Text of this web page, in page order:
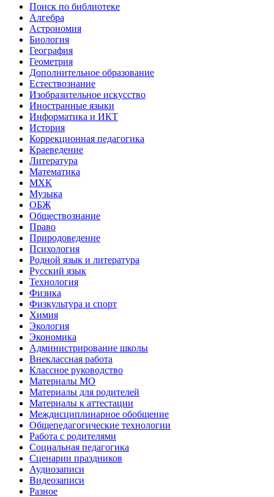
Поиск по библиотеке
Алгебра
Астрономия
Биология
География
Геометрия
Дополнительное образование
Естествознание
Изобразительное искусство
Иностранные языки
Информатика и ИКТ
История
Коррекционная педагогика
Краеведение
Литература
Математика
МХК
Музыка
ОБЖ
Обществознание
Право
Природоведение
Психология
Родной язык и литература
Русский язык
Технология
Физика
Физкультура и спорт
Химия
Экология
Экономика
Администрирование школы
Внеклассная работа
Классное руководство
Материалы МО
Материалы для родителей
Материалы к аттестации
Междисциплинарное обобщение
Общепедагогические технологии
Работа с родителями
Социальная педагогика
Сценарии праздников
Аудиозаписи
Видеозаписи
Разное